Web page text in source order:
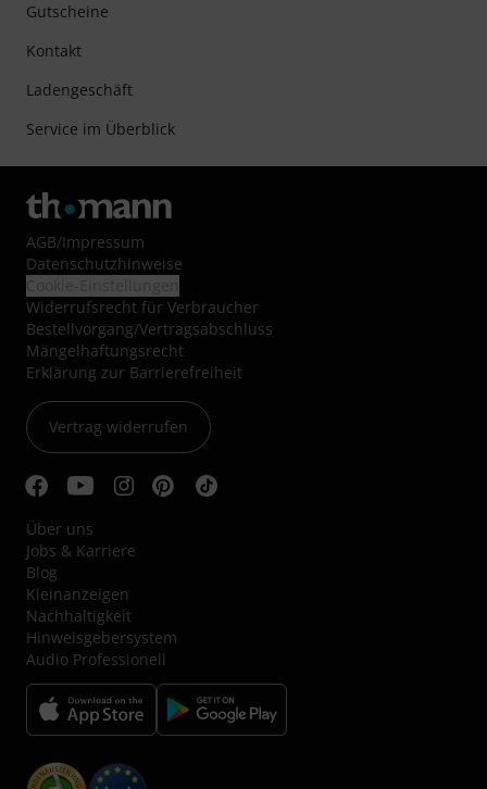
Gutscheine
Kontakt
Ladengeschäft
Service im Überblick
AGB/Impressum
Datenschutzhinweise
Widerrufsrecht für Verbraucher
Bestellvorgang/Vertragsabschluss
Mängelhaftungsrecht
Erklärung zur Barrierefreiheit
Vertrag widerrufen
Über uns
Jobs & Karriere
Blog
Kleinanzeigen
Nachhaltigkeit
Hinweisgebersystem
Audio Professionell